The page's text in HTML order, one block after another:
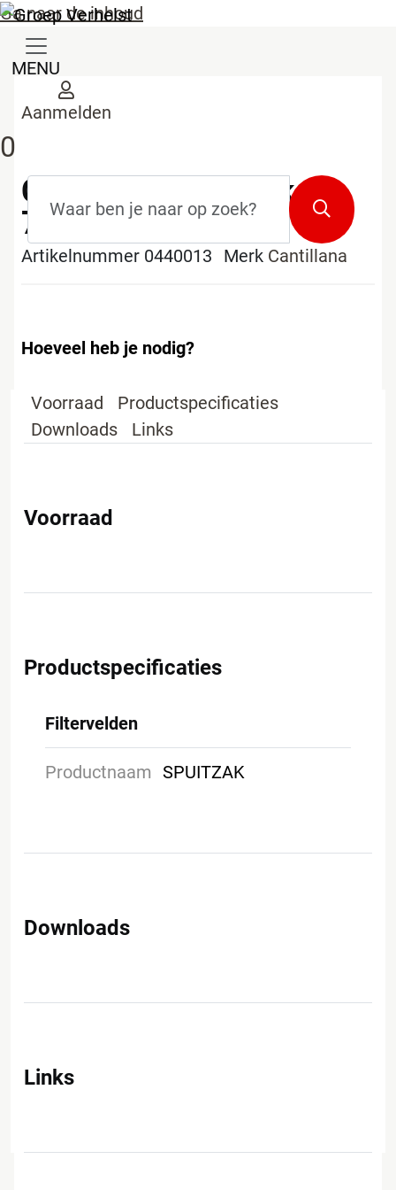
Ga naar de inhoud
MENU
Aanmelden
0
Zoekterm
Zoeken
Cantillana spuitzak
700mm
Artikelnummer 0440013 Merk Cantillana
Hoeveel heb je nodig?
Voorraad
Productspecificaties
Downloads
Links
Voorraad
Productspecificaties
Filtervelden
Productnaam SPUITZAK
Downloads
Links